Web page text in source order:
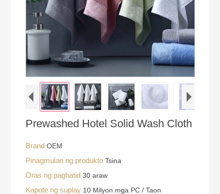
Prewashed Hotel Solid Wash Cloth
BrandOEM
Pinagmulan ng produktoTsina
Oras ng paghatid30 araw
Kapote ng suplay 10 Milyon mga PC / Taon